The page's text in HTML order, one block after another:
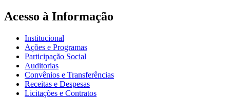
Acesso à Informação
Institucional
Ações e Programas
Participação Social
Auditorias
Convênios e Transferências
Receitas e Despesas
Licitações e Contratos